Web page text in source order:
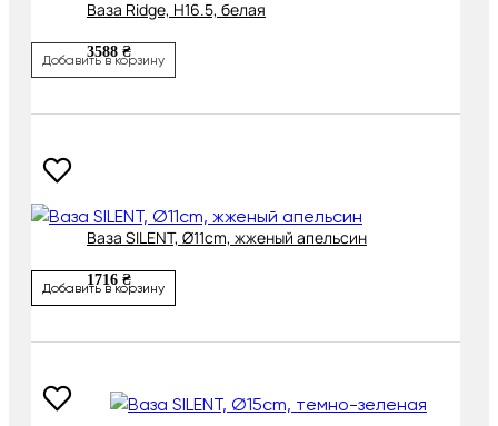
Ваза Ridge, H16.5, белая
3588 ₴
Добавить в корзину
Ваза SILENT, Ø11cm, жженый апельсин
1716 ₴
Добавить в корзину